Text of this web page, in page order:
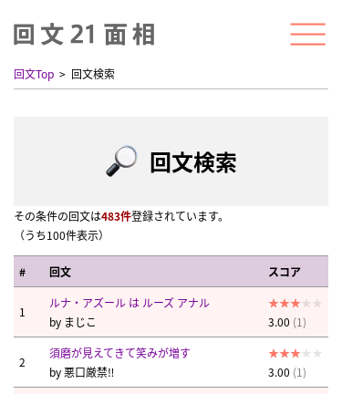
回文Top 回文検索
回文検索
その条件の回文は483件登録されています。
（うち100件表示）
# 回文 スコア
1
ルナ・アズール は ルーズ アナル
by まじこ 3.00 (1)
2
須磨が見えてきて笑みが増す
by悪口厳禁‼︎ 3.00 (1)